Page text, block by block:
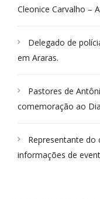
Cleonice Carvalho –
Delegado de
em Araras.
Pastores de
comemoração ao
Representante
informações de